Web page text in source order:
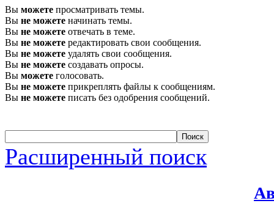
Вы можете просматривать темы.
Вы не можете начинать темы.
Вы не можете отвечать в теме.
Вы не можете редактировать свои сообщения.
Вы не можете удалять свои сообщения.
Вы не можете создавать опросы.
Вы можете голосовать.
Вы не можете прикреплять файлы к сообщениям.
Вы не можете писать без одобрения сообщений.
Расширенный поиск